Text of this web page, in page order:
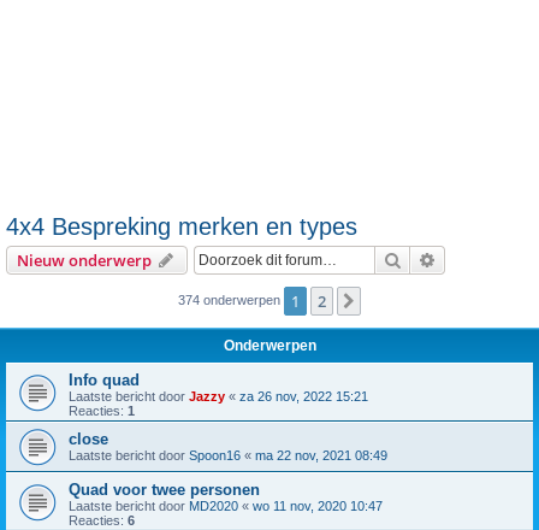
4x4 Bespreking merken en types
Nieuw onderwerp Zoek
374 onderwerpen 1 2
Onderwerpen
Info quad
Laatste bericht door Jazzy « za 26 nov, 2022 15:21
Reacties: 1
close
Laatste bericht door Spoon16 « ma 22 nov, 2021 08:49
Quad voor twee personen
Laatste bericht door MD2020 « wo 11 nov, 2020 10:47
Reacties: 6